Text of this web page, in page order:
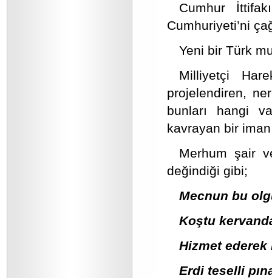
Cumhur
Cumhuriyeti’ni
Yeni bir Türk
Milliyetçi
projelendiren,
bunları hangi
kavrayan bir iman
Merhum şair
değindiği gibi;
Mecnun bu
Koştu
Hizmet ederek
Erdi teselli